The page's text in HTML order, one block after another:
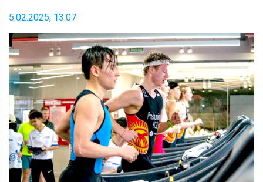
5.02.2025, 13:07